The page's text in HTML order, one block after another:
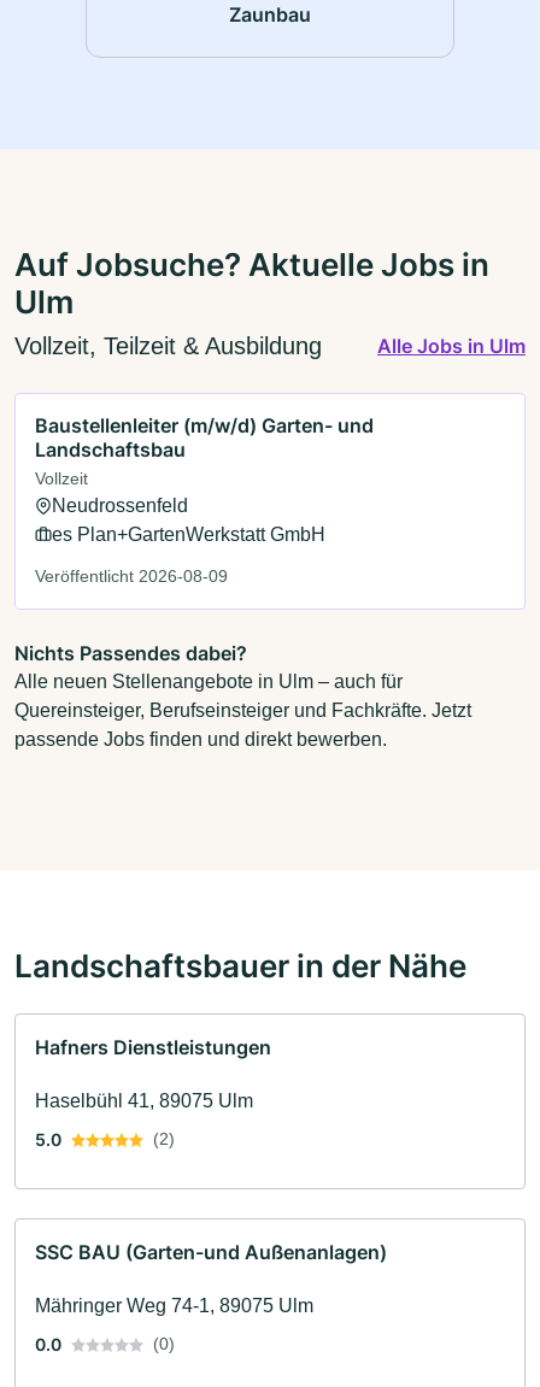
Zaunbau
Auf Jobsuche? Aktuelle Jobs in
Ulm
Vollzeit, Teilzeit & Ausbildung Alle Jobs in Ulm
Baustellenleiter (m/w/d) Garten- und
Landschaftsbau
Vollzeit
Neudrossenfeld
es Plan+GartenWerkstatt GmbH
Veröffentlicht 2026-08-09
Nichts Passendes dabei?
Alle neuen Stellenangebote in Ulm – auch für
Quereinsteiger, Berufseinsteiger und Fachkräfte. Jetzt
passende Jobs finden und direkt bewerben.
Landschaftsbauer in der Nähe
Hafners Dienstleistungen
Haselbühl 41, 89075 Ulm
5.0
(2)
SSC BAU (Garten-und Außenanlagen)
Mähringer Weg 74-1, 89075 Ulm
0.0
(0)